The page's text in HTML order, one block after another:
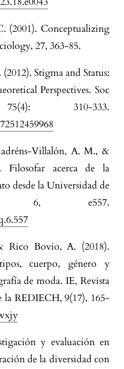
(2001). Conceptualizing
27, 363-85.
Stigma and Status:
Perspectives. Soc
310-333.
Villalón, A. M., &
Filosofar acerca de la
desde la Universidad de
6, e557.
Rico Bovio, A. (2018).
cuerpo, género y
de moda. IE, Revista
la REDIECH, 9(17), 165-
y evaluación en
de la diversidad con